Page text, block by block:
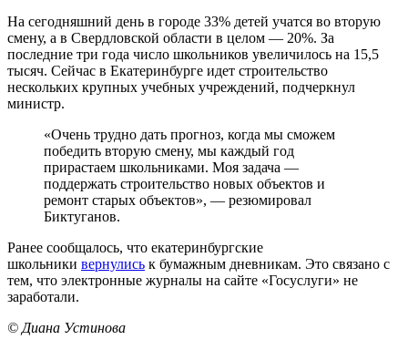
На сегодняшний день в городе 33% детей учатся во вторую
смену, а в Свердловской области в целом — 20%. За
последние три года число школьников увеличилось на 15,5
тысяч. Сейчас в Екатеринбурге идет строительство
нескольких крупных учебных учреждений, подчеркнул
министр.
«Очень трудно дать прогноз, когда мы сможем
победить вторую смену, мы каждый год
прирастаем школьниками. Моя задача —
поддержать строительство новых объектов и
ремонт старых объектов», — резюмировал
Биктуганов.
Ранее сообщалось, что екатеринбургские
школьники вернулись к бумажным дневникам. Это связано с
тем, что электронные журналы на сайте «Госуслуги» не
заработали.
© Диана Устинова